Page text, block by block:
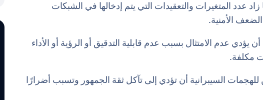
زاد عدد المتغيرات والتعقيدات التي يتم إدخالها في الشبكات
الأمنية.
يؤدي عدم الامتثال بسبب عدم قابلية التدقيق أو الرؤية أو الأداء
مكلفة.
السيبرانية أن تؤدي إلى تآكل ثقة الجمهور وتسبب أضرارًا